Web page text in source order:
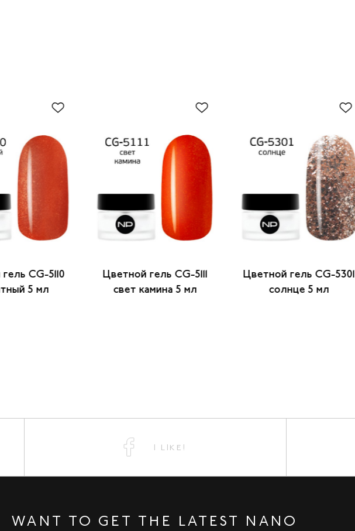
CG-5110
5 мл
Цветной гель CG-5111
cвет камина 5 мл
Цветной гель CG-5301
солнце 5 мл
I LIKE!
WANT TO GET THE LATEST NANO